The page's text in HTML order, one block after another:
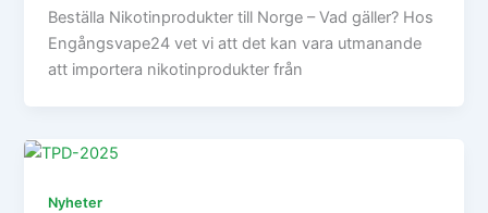
Beställa Nikotinprodukter till Norge – Vad gäller? Hos
Engångsvape24 vet vi att det kan vara utmanande
att importera nikotinprodukter från
Nyheter